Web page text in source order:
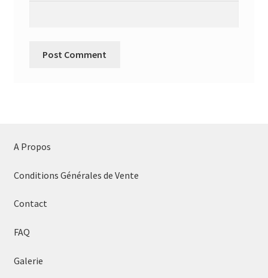
A Propos
Conditions Générales de Vente
Contact
FAQ
Galerie